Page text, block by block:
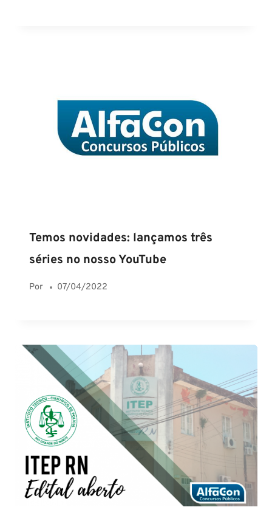
Temos novidades: lançamos três
séries no nosso YouTube
Por 07/04/2022